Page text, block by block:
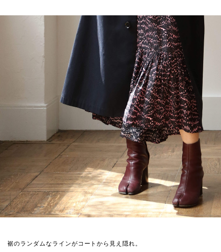
裾のランダムなラインがコートから見え隠れ。